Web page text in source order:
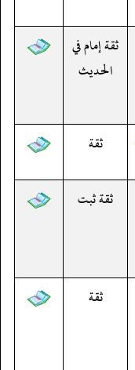
ثقة إمام في
الحديث
ثقة
ثقة ثبت
ثقة